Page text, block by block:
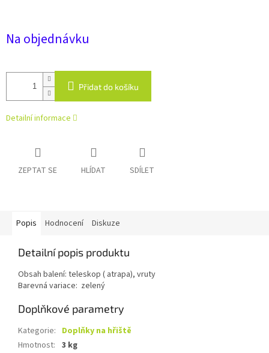
Na objednávku
Přidat do košíku
Detailní informace
ZEPTAT SE HLÍDAT SDÍLET
Popis Hodnocení Diskuze
Detailní popis produktu
Obsah balení: teleskop ( atrapa), vruty
Barevná variace: zelený
Doplňkové parametry
Kategorie: Doplňky na hřiště
Hmotnost: 3 kg